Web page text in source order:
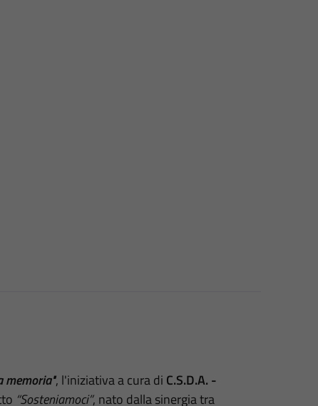
memoria", l'iniziativa a cura di C.S.D.A. -
“Sosteniamoci”, nato dalla sinergia tra